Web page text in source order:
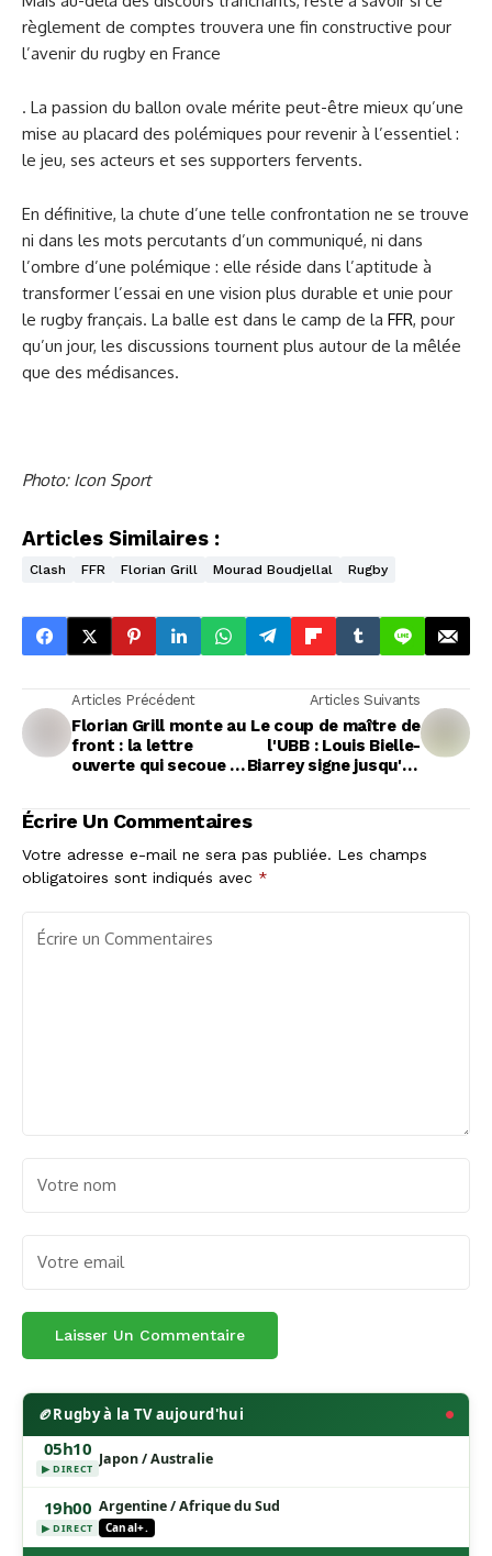
règlement de comptes trouvera une fin constructive pour
l’avenir du rugby en France
. La passion du ballon ovale mérite peut-être mieux qu’une
mise au placard des polémiques pour revenir à l’essentiel :
le jeu, ses acteurs et ses supporters fervents.
En définitive, la chute d’une telle confrontation ne se trouve
ni dans les mots percutants d’un communiqué, ni dans
l’ombre d’une polémique : elle réside dans l’aptitude à
transformer l’essai en une vision plus durable et unie pour
le rugby français. La balle est dans le camp de la FFR, pour
qu’un jour, les discussions tournent plus autour de la mêlée
que des médisances.
Photo: Icon Sport
Articles Similaires :
Clash FFR Florian Grill Mourad Boudjellal Rugby
Articles Précédent
Florian Grill monte au
front : la lettre
ouverte qui secoue le
Articles Suivants
Le coup de maître de
l'UBB : Louis Bielle-
Biarrey signe jusqu'en
Écrire Un Commentaires
Votre adresse e-mail ne sera pas publiée. Les champs
obligatoires sont indiqués avec *
🏉Rugby à la TV aujourd'hui
05h10
▶ DIRECT
Japon / Australie
19h00
▶ DIRECT
Argentine / Afrique du Sud
Canal+.